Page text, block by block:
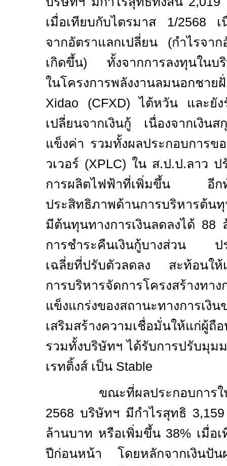
เมื่อเทียบกับไตรมาส 1/2568
จากอัตราแลกเปลี่ยน (กำไรจา
เกิดขึ้น) ทั้งจากการลงทุนในบ
ในโครงการพลังงานลมนอกชา
Xidao (CFXD)ไต้หวัน และยัง
เปลี่ยนจากเงินกู้ เนื่องจากเงิน
แข็งค่า รวมทั้งผลประกอบการข
วเวอร์ (XPLC) ใน ส.ป.ป.ลาว
การผลิตไฟฟ้าที่เพิ่มขึ้น อี
ประสิทธิภาพด้านการบริหารต้น
มีต้นทุนทางการเงินลดลงได้ 88
การชำระคืนเงินกู้บางส่วน ปร
เฉลี่ยที่ปรับตัวลดลง สะท้อนให้
การบริหารจัดการโครงสร้างท
แข็งแกร่งของสถานะทางการเ
เสริมสร้างความเชื่อมั่นให้แก่ผู้ถื
รวมทั้งบริษัทฯ ได้รับการปรับมุม
เรทติ้งส์ เป็น Stable
ขณะที่ผลประกอบการใ
2568 บริษัทฯ มีกำไรสุทธิ
ล้านบาท หรือเพิ่มขึ้น 38% เมื่อ
ปีก่อนหน้า โดยหลักจากเงินปัน